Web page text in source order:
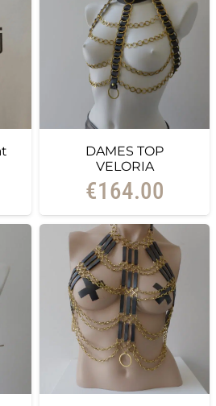
DAMES TOP
VELORIA
€164.00